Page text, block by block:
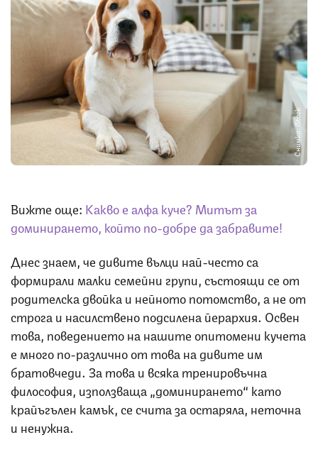
Снимка: iStock
Вижте още: Какво е алфа куче? Митът за
доминирането, който по-добре да забравите!
Днес знаем, че дивите вълци най-често са
формирали малки семейни групи, състоящи се от
родителска двойка и нейното потомство, а не от
строга и насилствено подсилена йерархия. Освен
това, поведението на нашите опитомени кучета
е много по-различно от това на дивите им
братовчеди. За това и всяка тренировъчна
философия, използваща „доминирането“ като
крайъгълен камък, се счита за остаряла, неточна
и ненужна.